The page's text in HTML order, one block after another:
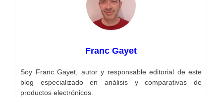
Franc Gayet
Soy Franc Gayet, autor y responsable editorial de este
blog especializado en análisis y comparativas de
productos electrónicos.